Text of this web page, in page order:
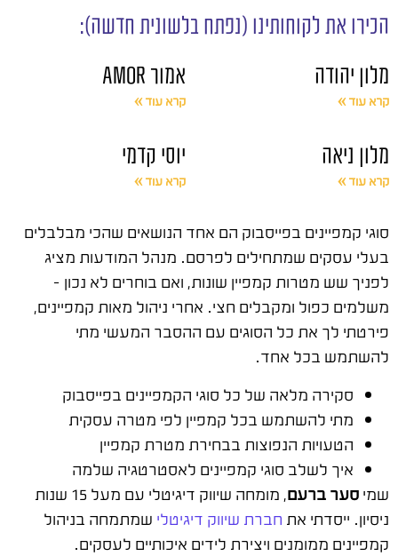
הכירו את לקוחותינו (נפתח בלשונית חדשה):
מלון יהודה
קרא עוד »
אמור AMOR
קרא עוד »
מלון ניאה
קרא עוד »
יוסי קדמי
קרא עוד »
סוגי קמפיינים בפייסבוק הם אחד הנושאים שהכי מבלבלים
בעלי עסקים שמתחילים לפרסם. מנהל המודעות מציג
לפניך שש מטרות קמפיין שונות, ואם בוחרים לא נכון –
משלמים כפול ומקבלים חצי. אחרי ניהול מאות קמפיינים,
פירטתי לך את כל הסוגים עם ההסבר המעשי מתי
להשתמש בכל אחד.
סקירה מלאה של כל סוגי הקמפיינים בפייסבוק
מתי להשתמש בכל קמפיין לפי מטרה עסקית
הטעויות הנפוצות בבחירת מטרת קמפיין
איך לשלב סוגי קמפיינים לאסטרטגיה שלמה
שמיסער ברעם
, מומחה שיווק דיגיטלי עם מעל 15 שנות
ניסיון. ייסדתי את חברת שיווק דיגיטלי שמתמחה בניהול
קמפיינים ממומנים ויצירת לידים איכותיים לעסקים.